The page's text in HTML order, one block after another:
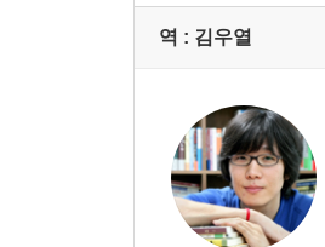
역 : 김우열